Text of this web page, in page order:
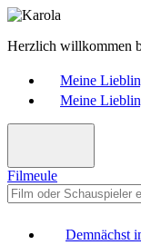
Herzlich willkommen
Meine
Meine
Filmeule
Demnächst